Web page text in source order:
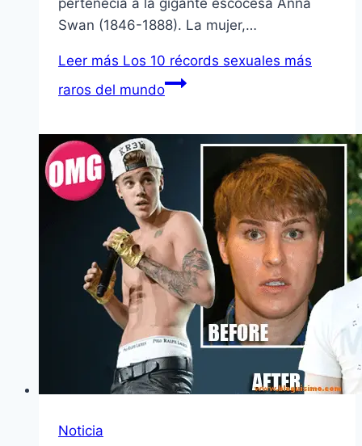
pertenecía a la gigante escocesa Anna
Swan (1846-1888). La mujer,…
Leer más Los 10 récords sexuales más
raros del mundo
Noticia